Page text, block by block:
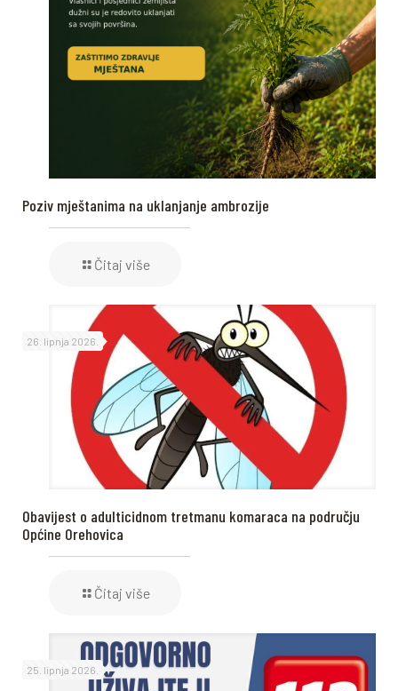
Poziv mještanima na uklanjanje ambrozije
Čitaj više
26. lipnja 2026.
Obavijest o adulticidnom tretmanu komaraca na području
Općine Orehovica
Čitaj više
25. lipnja 2026.